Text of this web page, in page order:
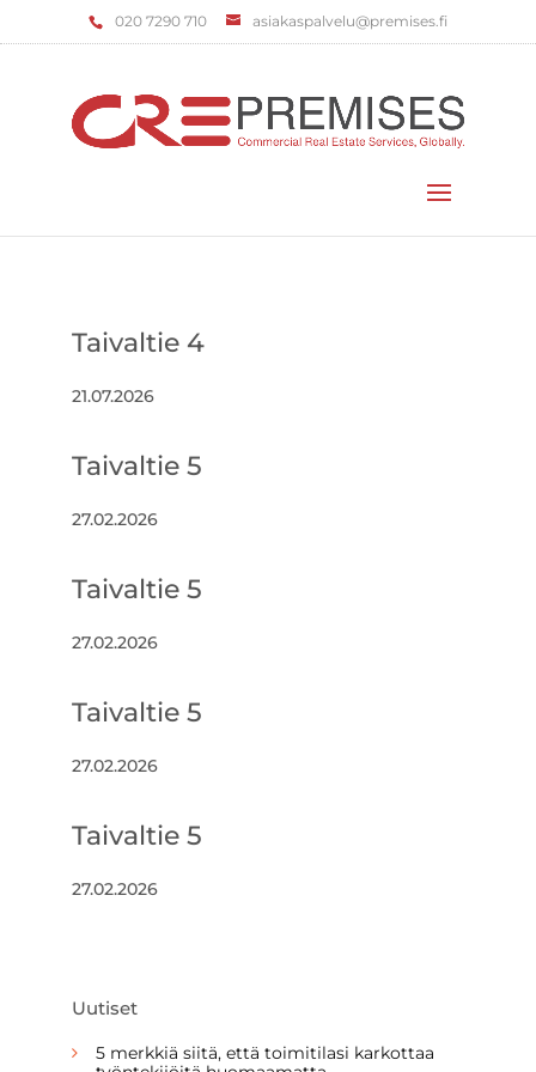
‌020 7290 710 asiakaspalvelu@premises.fi
Taivaltie 4
21.07.2026
Taivaltie 5
27.02.2026
Taivaltie 5
27.02.2026
Taivaltie 5
27.02.2026
Taivaltie 5
27.02.2026
Uutiset
5 merkkiä siitä, että toimitilasi karkottaa